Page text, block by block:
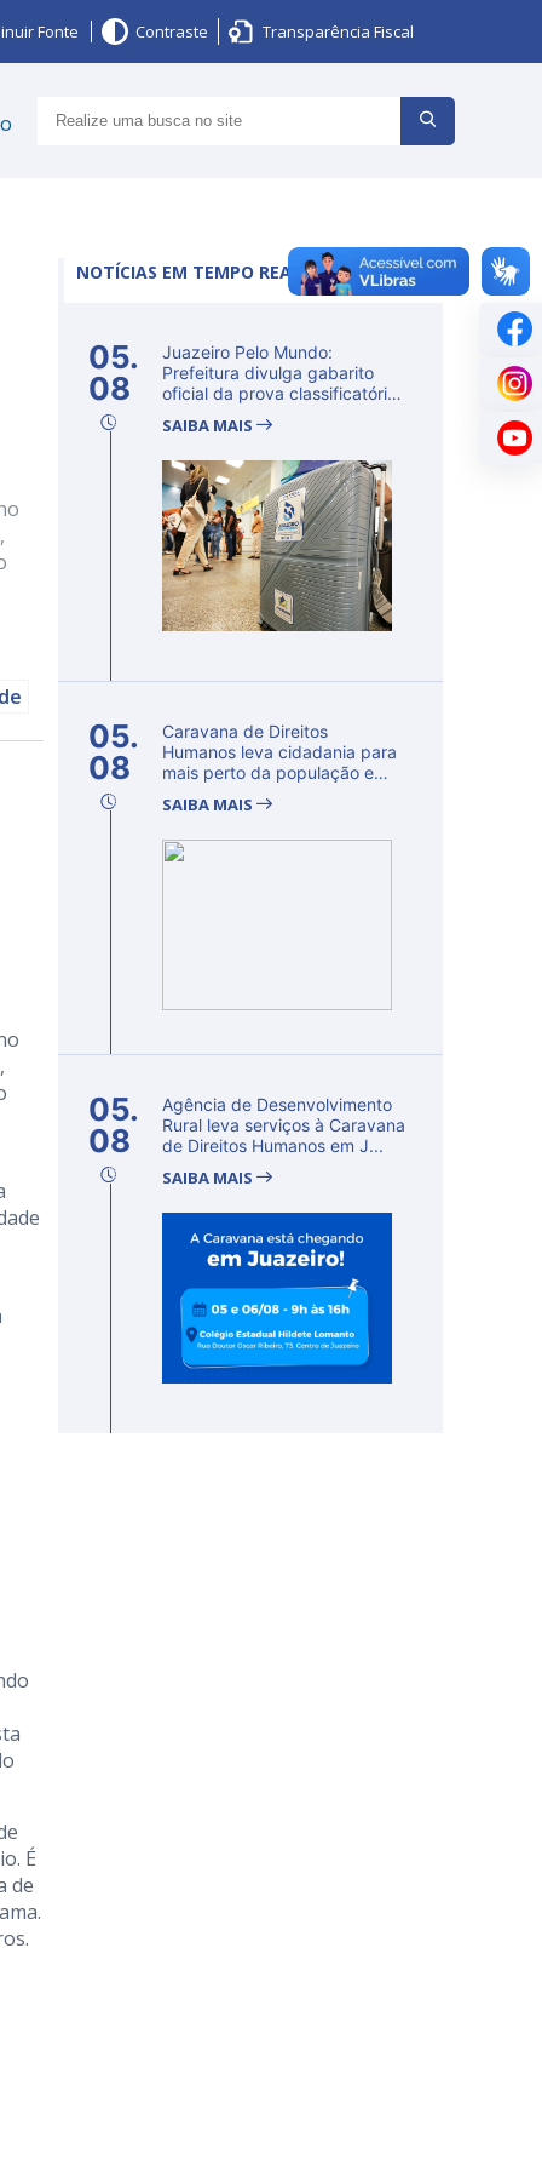
Fonte Contraste Transparência Fiscal
É
de
NOTÍCIAS EM TEMPO REAL
05.
08
Juazeiro Pelo Mundo:
Prefeitura divulga gabarito
oficial da prova classificatória
SAIBA MAIS
05.
08
Caravana de Direitos
Humanos leva cidadania para
mais perto da população e
SAIBA MAIS
05.
08
Agência de Desenvolvimento
Rural leva serviços à Caravana
de Direitos Humanos em J...
SAIBA MAIS